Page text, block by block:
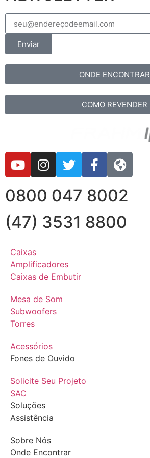
Enviar
ONDE ENCONTRAR
COMO REVENDER
0800 047 8002
(47) 3531 8800
Caixas
Amplificadores
Caixas de Embutir
Mesa de Som
Subwoofers
Torres
Acessórios
Fones de Ouvido
Solicite Seu Projeto
SAC
Soluções
Assistência
Sobre Nós
Onde Encontrar